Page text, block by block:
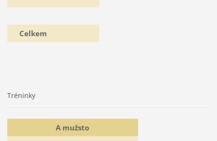
Celkem
Tréninky
A mužsto